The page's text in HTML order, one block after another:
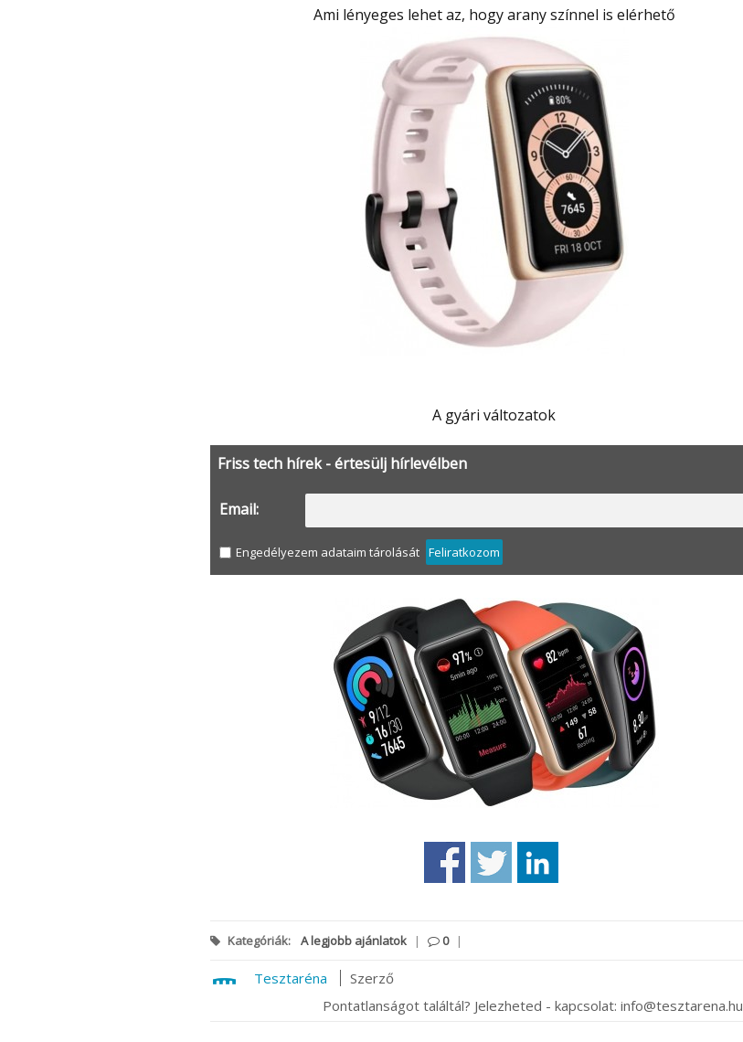
Ami lényeges lehet az, hogy arany színnel is elérhető
A gyári változatok
Friss tech hírek - értesülj hírlevélben
Email:
Engedélyezem adataim tárolását Feliratkozom
Kategóriák: A legjobb ajánlatok | 0 |
Tesztaréna
Szerző
Pontatlanságot találtál? Jelezheted - kapcsolat: info@tesztarena.hu